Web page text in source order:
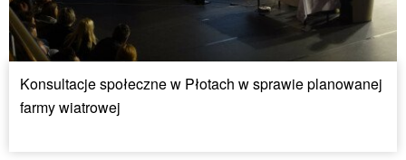
Konsultacje społeczne w Płotach w sprawie planowanej
farmy wiatrowej